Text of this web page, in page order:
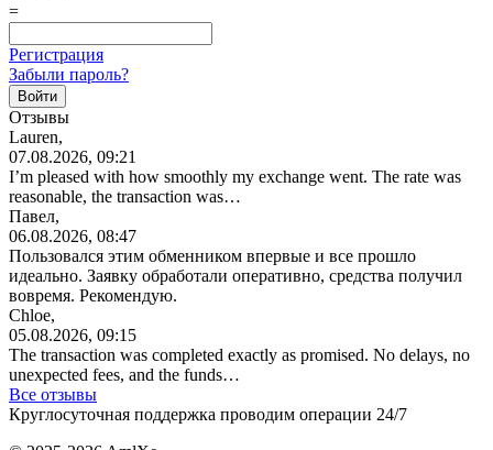
=
Регистрация
Забыли пароль?
Отзывы
Lauren,
07.08.2026, 09:21
I’m pleased with how smoothly my exchange went. The rate was
reasonable, the transaction was…
Павел,
06.08.2026, 08:47
Пользовался этим обменником впервые и все прошло
идеально. Заявку обработали оперативно, средства получил
вовремя. Рекомендую.
Chloe,
05.08.2026, 09:15
The transaction was completed exactly as promised. No delays, no
unexpected fees, and the funds…
Все отзывы
Круглосуточная поддержка проводим операции 24/7